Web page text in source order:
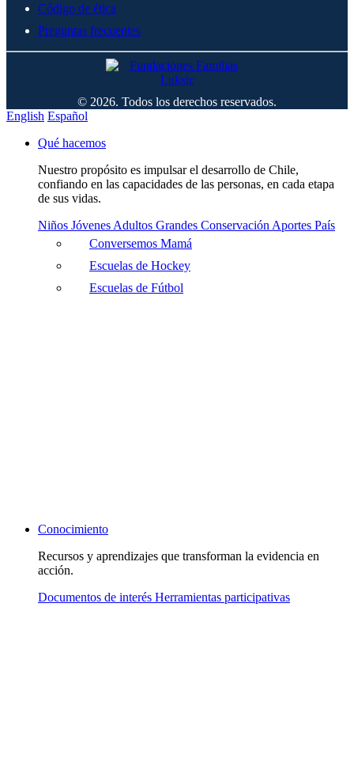
Código de ética
Preguntas frecuentes
© 2026. Todos los derechos reservados.
English Español
Qué hacemos
Nuestro propósito es impulsar el desarrollo de Chile,
confiando en las capacidades de las personas, en cada etapa
de sus vidas.
Niños Jóvenes Adultos Grandes Conservación Aportes País
Conversemos Mamá
Escuelas de Hockey
Escuelas de Fútbol
Conocimiento
Recursos y aprendizajes que transforman la evidencia en
acción.
Documentos de interés Herramientas participativas